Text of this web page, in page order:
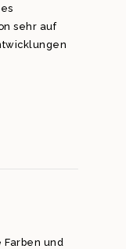
sehr auf
Farben und